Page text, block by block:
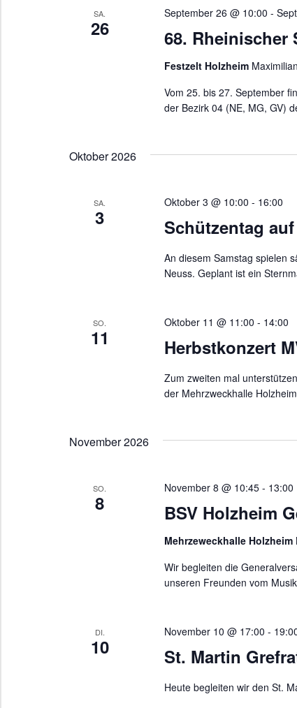
SA.
26 68. Rheinischer
September 26 @ 10:00 -
Festzelt Holzheim
Vom 25. bis 27. September
der Bezirk 04 (NE, MG, GV)
Oktober 2026
SA.
3 Schützentag
Oktober 3 @ 10:00 - 16:00
An diesem Samstag spielen
Neuss. Geplant ist ein
SO.
11 Herbstkonzert
Oktober 11 @ 11:00 - 14:00
Zum zweiten mal
der Mehrzweckhalle
November 2026
SO.
8 BSV Holzheim
November 8 @ 10:45- 13:00
Mehrzeweckhalle Holzheim
Wir begleiten die
unseren Freunden vom
DI.
10 St. Martin
November 10 @ 17:00 -
Heute begleiten wir den St.